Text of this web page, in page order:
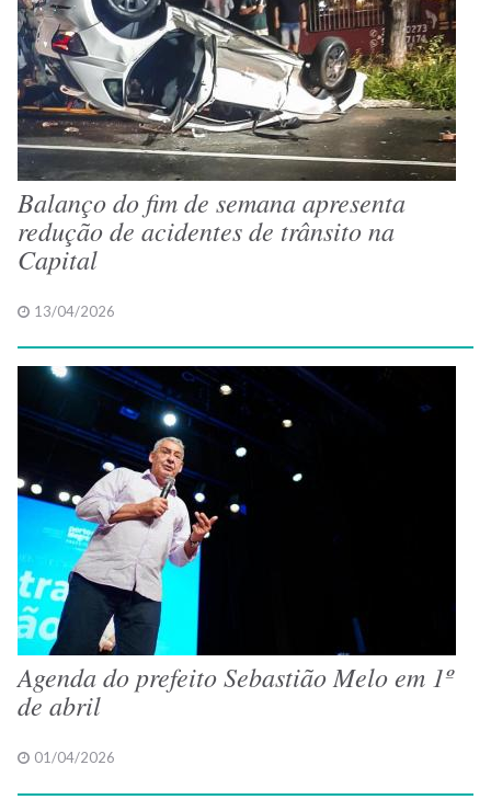
Balanço do fim de semana apresenta
redução de acidentes de trânsito na
Capital
13/04/2026
Agenda do prefeito Sebastião Melo em 1º
de abril
01/04/2026